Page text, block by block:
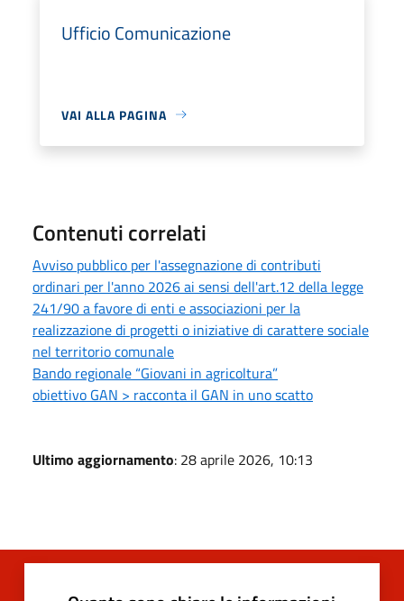
Ufficio Comunicazione
VAI ALLA PAGINA
Contenuti correlati
Avviso pubblico per l'assegnazione di contributi
ordinari per l'anno 2026 ai sensi dell'art.12 della legge
241/90 a favore di enti e associazioni per la
realizzazione di progetti o iniziative di carattere sociale
nel territorio comunale
Bando regionale “Giovani in agricoltura”
obiettivo GAN > racconta il GAN in uno scatto
Ultimo aggiornamento: 28 aprile 2026, 10:13